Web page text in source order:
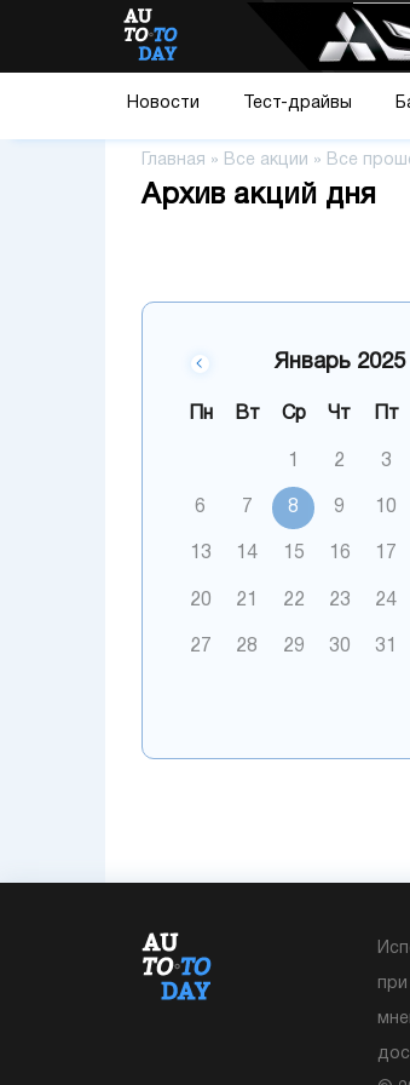
Новости Тест-драйвы
Главная » Все акции » Все
Архив акций дня
Январь 2025
Пн Вт Ср Чт Пт
1 2 3
6 7 8 9 10
13 14 15 16 17
20 21 22 23 24
27 28 29 30 31